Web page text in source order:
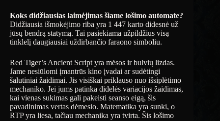
Koks didžiausias laimėjimas šiame lošimo automate?
Didžiausia išmokėjimo riba yra 1 447 karto didesnė už
jūsų bendrą statymą. Tai pasiekiama užpildžius visą
tinklelį daugiausiai uždirbančio faraono simboliu.
Red Tiger’s Ancient Script yra mėsos ir bulvių lizdas.
Jame nesiūlomi įmantrūs kino įvadai ar sudėtingi
šalutiniai žaidimai. Jis visiškai priklauso nuo išsiplėtimo
mechaniko. Jei jums patinka didelės variacijos žaidimas,
kai vienas sukimas gali pakeisti seanso eigą, šis
pavadinimas vertas dėmesio. Matematika yra sunki, o
RTP yra liesa, tačiau mechanika yra tvirta. Šis lošimo